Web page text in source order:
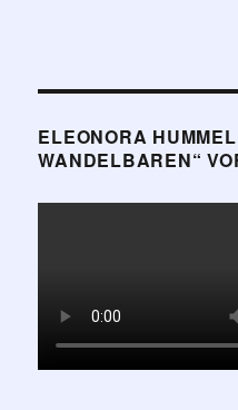
ELEONORA
WANDELBAREN“